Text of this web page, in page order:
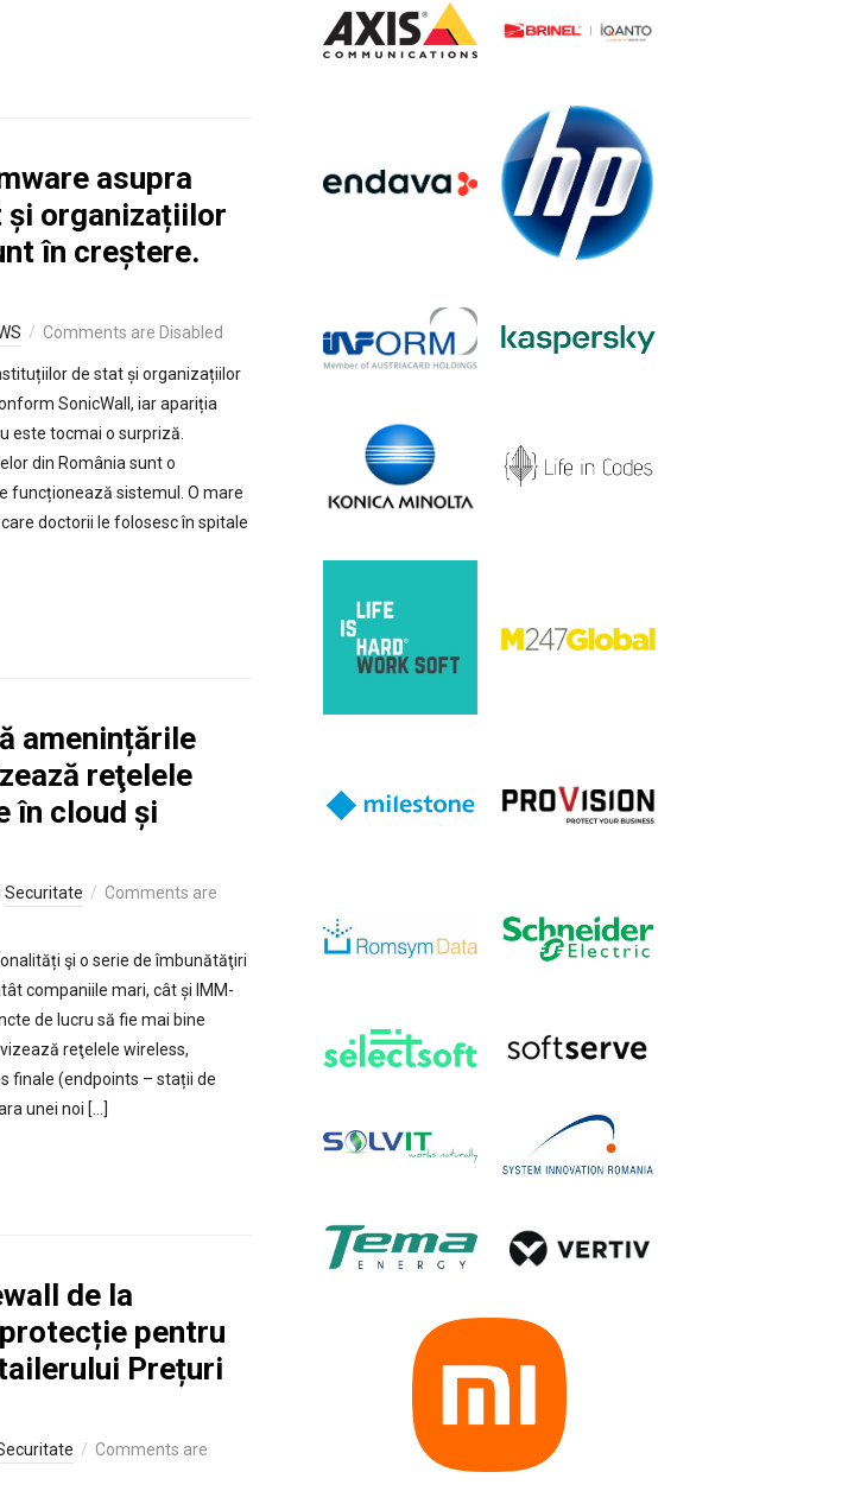
asupra
organizațiilor
în creștere.
Comments are Disabled
de stat și organizațiilor
SonicWall, iar apariția
este tocmai o surpriză.
din România sunt o
funcționează sistemul. O mare
doctorii le folosesc în spitale
amenințările
reţelele
în cloud și
Securitate
Comments are
şi o serie de îmbunătăţiri
companiile mari, cât și IMM-
de lucru să fie mai bine
reţelele wireless,
finale (endpoints – stații de
unei noi […]
de la
pentru
Prețuri
Comments are